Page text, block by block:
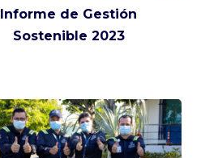
Informe de Gestión
Sostenible 2023